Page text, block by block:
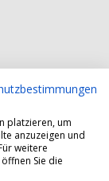
platzieren, um
anzuzeigen und
weitere
Sie die